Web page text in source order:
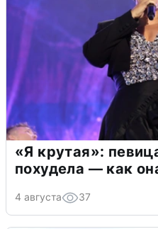
«Я крутая»:
похудела — как
4 августа 37